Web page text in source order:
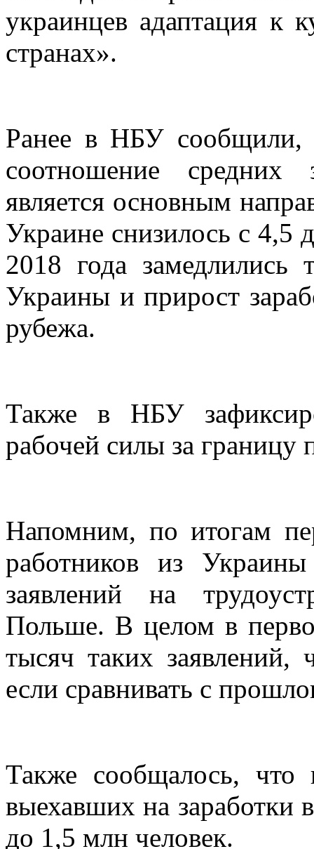
украинцев адаптация к
странах».
Ранее в НБУ сообщили,
соотношение
является основным
Украине снизилось с 4,5
2018 года замедлились
Украины и прирост
рубежа.
Также в НБУ
рабочей силы за границу
Напомним, по итогам
работников из
заявлений на
Польше. В целом в
тысяч таких
если сравнивать с
Также сообщалось, что
выехавших на заработки
до 1,5 млн человек.